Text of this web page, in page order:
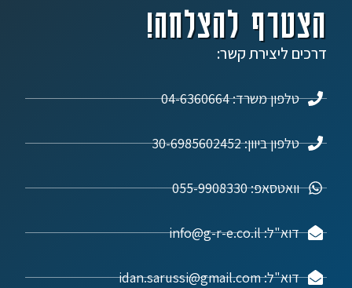
הצטרף להצלחה!
דרכים ליצירת קשר:
טלפון משרד: 04-6360664
טלפון ביוון: 30-6985602452
וואטסאפ: 055-9908330
דוא"ל: info@g-r-e.co.il
דוא"ל: idan.sarussi@gmail.com